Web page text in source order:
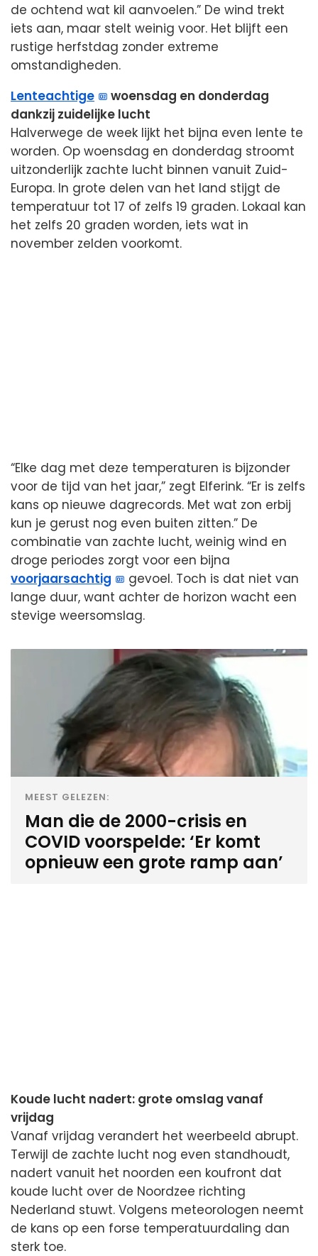
de ochtend wat kil aanvoelen.” De wind trekt
iets aan, maar stelt weinig voor. Het blijft een
rustige herfstdag zonder extreme
omstandigheden.
Lenteachtige
woensdag en donderdag
dankzij zuidelijke lucht
Halverwege de week lijkt het bijna even lente te
worden. Op woensdag en donderdag stroomt
uitzonderlijk zachte lucht binnen vanuit Zuid-
Europa. In grote delen van het land stijgt de
temperatuur tot 17 of zelfs 19 graden. Lokaal kan
het zelfs 20 graden worden, iets wat in
november zelden voorkomt.
“Elke dag met deze temperaturen is bijzonder
voor de tijd van het jaar,” zegt Elferink. “Er is zelfs
kans op nieuwe dagrecords. Met wat zon erbij
kun je gerust nog even buiten zitten.” De
combinatie van zachte lucht, weinig wind en
droge periodes zorgt voor een bijna
voorjaarsachtig
gevoel. Toch is dat niet van
lange duur, want achter de horizon wacht een
stevige weersomslag.
MEEST GELEZEN:
Man die de 2000-crisis en
COVID voorspelde: ‘Er komt
opnieuw een grote ramp aan’
Koude lucht nadert: grote omslag vanaf
vrijdag
Vanaf vrijdag verandert het weerbeeld abrupt.
Terwijl de zachte lucht nog even standhoudt,
nadert vanuit het noorden een koufront dat
koude lucht over de Noordzee richting
Nederland stuwt. Volgens meteorologen neemt
de kans op een forse temperatuurdaling dan
sterk toe.